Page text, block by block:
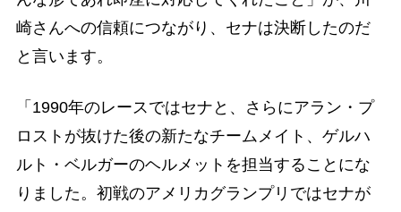
崎さんへの信頼につながり、セナは決断したのだ
と言います。
「1990年のレースではセナと、さらにアラン・プ
ロストが抜けた後の新たなチームメイト、ゲルハ
ルト・ベルガーのヘルメットを担当することにな
りました。初戦のアメリカグランプリではセナが